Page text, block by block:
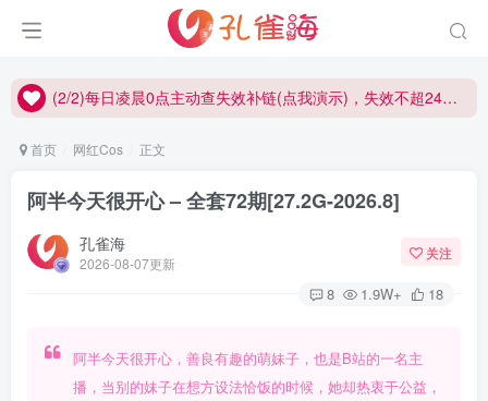
(1/2)永久发布，备用网址点这：kongque.org，点我（原域名失效）！
(1/2)永久发布，备用网址点这：kongque.org，点我（原域名失效）！
首页 网红Cos 正文
阿半今天很开心 – 全套72期[27.2G-2026.8]
孔雀海
2026-08-07更新
关注
8 1.9W+ 18
阿半今天很开心，善良有趣的萌妹子，也是B站的一名主
播，当别的妹子在想方设法恰饭的时候，她却热衷于公益，